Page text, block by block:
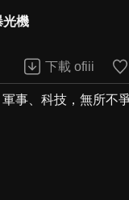
光機
下載 ofiii
事、科技，無所不